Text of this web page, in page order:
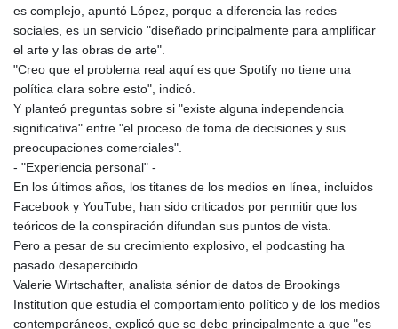
es complejo, apuntó López, porque a diferencia las redes
sociales, es un servicio "diseñado principalmente para amplificar
el arte y las obras de arte".
"Creo que el problema real aquí es que Spotify no tiene una
política clara sobre esto", indicó.
Y planteó preguntas sobre si "existe alguna independencia
significativa" entre "el proceso de toma de decisiones y sus
preocupaciones comerciales".
- "Experiencia personal" -
En los últimos años, los titanes de los medios en línea, incluidos
Facebook y YouTube, han sido criticados por permitir que los
teóricos de la conspiración difundan sus puntos de vista.
Pero a pesar de su crecimiento explosivo, el podcasting ha
pasado desapercibido.
Valerie Wirtschafter, analista sénior de datos de Brookings
Institution que estudia el comportamiento político y de los medios
contemporáneos, explicó que se debe principalmente a que "es